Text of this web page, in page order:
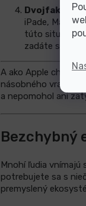
iPade,
túto situáciu
zadáte svoje
A ako Apple chráni
násobného vraha.
a nepomohol ani
Bezchybný
Mnohí ľudia
potrebujete sa s
premyslený